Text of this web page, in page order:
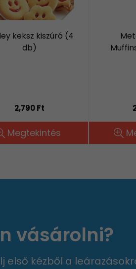
keksz kiszúró (4
db)
2,790 Ft
Megtekintés
vásárolni?
első kézből a